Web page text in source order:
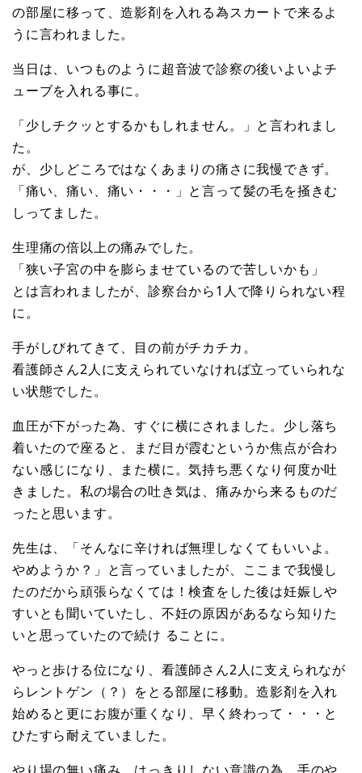
の部屋に移って、造影剤を入れる為スカートで来るよ
うに言われました。
当日は、いつものように超音波で診察の後いよいよチ
ューブを入れる事に。
「少しチクッとするかもしれません。」と言われまし
た。
が、少しどころではなくあまりの痛さに我慢できず。
「痛い、痛い、痛い・・・」と言って髪の毛を掻きむ
しってました。
生理痛の倍以上の痛みでした。
「狭い子宮の中を膨らませているので苦しいかも」
とは言われましたが、診察台から1人で降りられない程
に。
手がしびれてきて、目の前がチカチカ。
看護師さん2人に支えられていなければ立っていられな
い状態でした。
血圧が下がった為、すぐに横にされました。少し落ち
着いたので座ると、まだ目が霞むというか焦点が合わ
ない感じになり、また横に。気持ち悪くなり何度か吐
きました。私の場合の吐き気は、痛みから来るものだ
ったと思います。
先生は、「そんなに辛ければ無理しなくてもいいよ。
やめようか？」と言っていましたが、ここまで我慢し
たのだから頑張らなくては！検査をした後は妊娠しや
すいとも聞いていたし、不妊の原因があるなら知りた
いと思っていたので続け ることに。
やっと歩ける位になり、看護師さん2人に支えられなが
らレントゲン（？）をとる部屋に移動。造影剤を入れ
始めると更にお腹が重くなり、早く終わって・・・と
ひたすら耐えていました。
やり場の無い痛み、はっきりしない意識の為、手のや